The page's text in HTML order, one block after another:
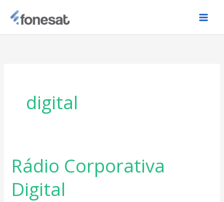
para
o
digital
Rádio Corporativa
Digital
Rádio
Corporativa
Digital